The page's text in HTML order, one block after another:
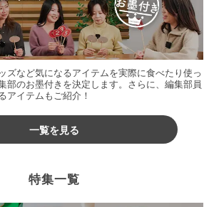
ズなど気になるアイテムを実際に食べたり使っ
部のお墨付きを決定します。さらに、編集部員
アイテムもご紹介！
一覧を見る
特集一覧